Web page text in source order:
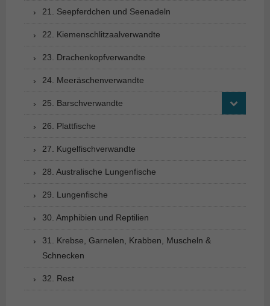
21. Seepferdchen und Seenadeln
22. Kiemenschlitzaalverwandte
23. Drachenkopfverwandte
24. Meeräschenverwandte
25. Barschverwandte
26. Plattfische
27. Kugelfischverwandte
28. Australische Lungenfische
29. Lungenfische
30. Amphibien und Reptilien
31. Krebse, Garnelen, Krabben, Muscheln &
Schnecken
32. Rest